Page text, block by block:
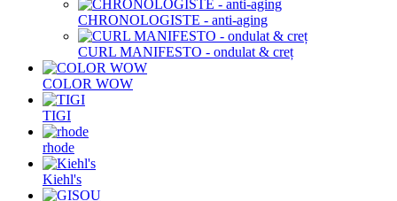
CHRONOLOGISTE - anti-aging
CURL MANIFESTO - ondulat & creț
COLOR WOW
TIGI
rhode
Kiehl's